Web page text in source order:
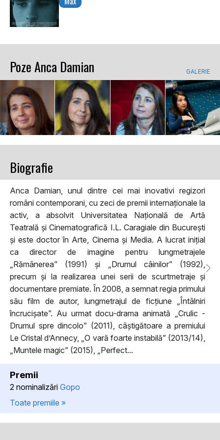
Poze Anca Damian GALERIE
Biografie
Anca Damian, unul dintre cei mai inovativi regizori
români contemporani, cu zeci de premii internaționale la
activ, a absolvit Universitatea Națională de Artă
Teatrală și Cinematografică I.L. Caragiale din București
și este doctor în Arte, Cinema și Media. A lucrat inițial
ca director de imagine pentru lungmetrajele
„Rămânerea” (1991) și „Drumul câinilor” (1992),
precum și la realizarea unei serii de scurtmetraje și
documentare premiate. În 2008, a semnat regia primului
său film de autor, lungmetrajul de ficțiune „Întâlniri
încrucișate”. Au urmat docu-drama animată „Crulic -
Drumul spre dincolo” (2011), câștigătoare a premiului
Le Cristal d’Annecy, „O vară foarte instabilă” (2013/14),
„Muntele magic” (2015), „Perfect...
Premii
2 nominalizări Gopo
Toate premiile »